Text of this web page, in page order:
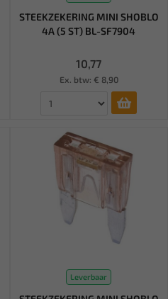
STEEKZEKERING MINI SHOBLO
4A (5 ST) BL-SF7904
10,77
Ex. btw: € 8,90
Leverbaar